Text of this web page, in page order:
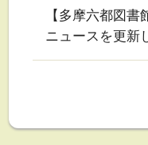
【多摩六都図
ニュースを更新